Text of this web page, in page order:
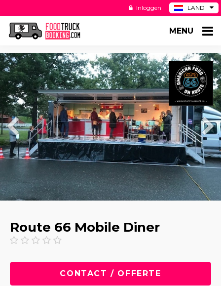
LAND
DE
US
Inloggen
MENU
Route 66 Mobile Diner
CONTACT / OFFERTE